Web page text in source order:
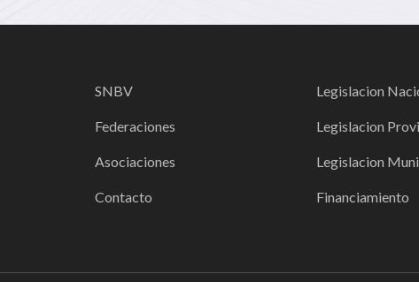
SNBV
Federaciones
Asociaciones
Contacto
Legislacion
Legislacion
Legislacion
Financiamiento